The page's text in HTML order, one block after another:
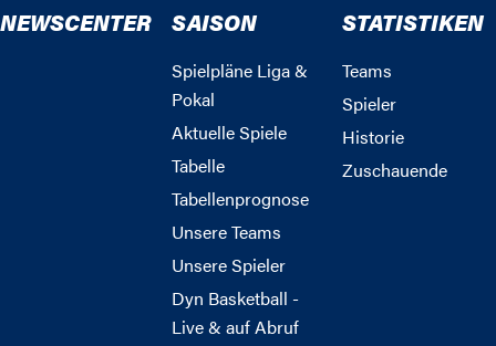
NEWSCENTER SAISON
Spielpläne Liga &
Pokal
Aktuelle Spiele
Tabelle
Tabellenprognose
Unsere Teams
Unsere Spieler
Dyn Basketball -
Live & auf Abruf
STATISTIKEN
Teams
Spieler
Historie
Zuschauende